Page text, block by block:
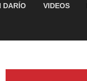
DARÍO VIDEOS